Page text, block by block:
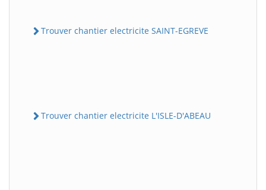
Trouver chantier electricite SAINT-EGREVE
Trouver chantier electricite L'ISLE-D'ABEAU